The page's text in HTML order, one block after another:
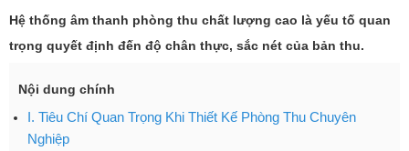
Hệ thống âm thanh phòng thu chất lượng cao là yếu tố quan
trọng quyết định đến độ chân thực, sắc nét của bản thu.
Nội dung chính
I. Tiêu Chí Quan Trọng Khi Thiết Kế Phòng Thu Chuyên
Nghiệp